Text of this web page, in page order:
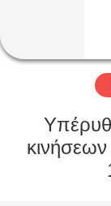
ΣΧΕΤΙΚΆ
ΜΕ